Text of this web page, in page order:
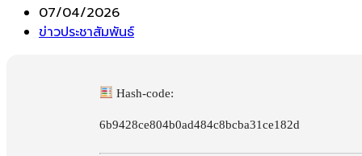
Post
published:
07/04/2026
Post
ข่าวประชาสัมพันธ์
Hash-code:
6b9428ce804b0ad484c8bcba31ce182d